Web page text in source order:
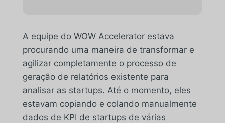
A equipe do WOW Accelerator estava
procurando uma maneira de transformar e
agilizar completamente o processo de
geração de relatórios existente para
analisar as startups. Até o momento, eles
estavam copiando e colando manualmente
dados de KPI de startups de várias